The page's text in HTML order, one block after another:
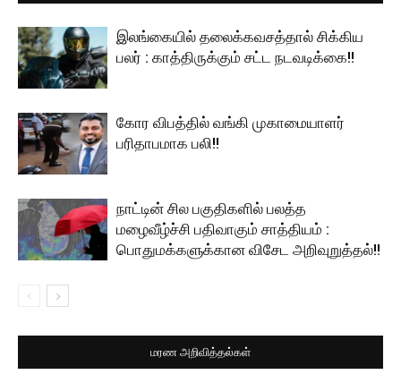
இலங்கையில் தலைக்கவசத்தால் சிக்கிய
பலர் : காத்திருக்கும் சட்ட நடவடிக்கை!!
கோர விபத்தில் வங்கி முகாமையாளர்
பரிதாபமாக பலி!!
நாட்டின் சில பகுதிகளில் பலத்த
மழைவீழ்ச்சி பதிவாகும் சாத்தியம் :
பொதுமக்களுக்கான விசேட அறிவுறுத்தல்!!
மரண அறிவித்தல்கள்